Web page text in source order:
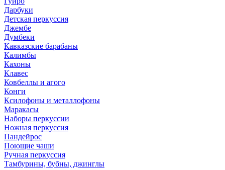
Дарбуки
Детская перкуссия
Джембе
Думбеки
Кавказские барабаны
Калимбы
Кахоны
Клавес
Ковбеллы и агого
Конги
Ксилофоны и металлофоны
Маракасы
Наборы перкуссии
Ножная перкуссия
Пандейрос
Поющие чаши
Ручная перкуссия
Тамбурины, бубны, джинглы